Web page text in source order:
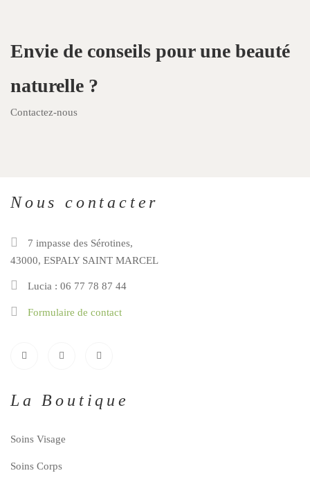
Envie de conseils pour une beauté
naturelle ?
Contactez-nous
Nous contacter
7 impasse des Sérotines,
43000, ESPALY SAINT MARCEL
Lucia : 06 77 78 87 44
Formulaire de contact
La Boutique
Soins Visage
Soins Corps